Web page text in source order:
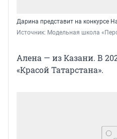
Дарина представит на конкурсе
Источник: Модельная школа
Алена — из Казани. В
«Красой Татарстана».